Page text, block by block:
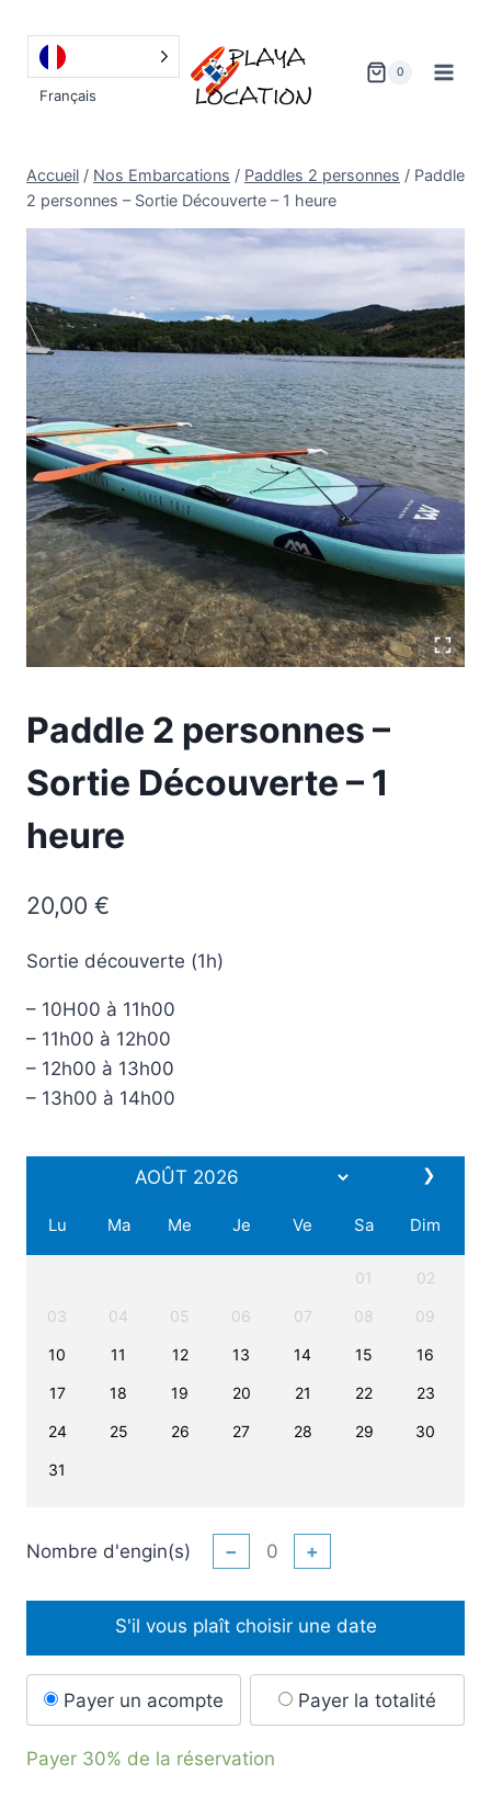
contenu
Français
0
Accueil / Nos Embarcations / Paddles 2 personnes / Paddle
2 personnes – Sortie Découverte – 1 heure
Paddle 2 personnes –
Sortie Découverte – 1
heure
20,00 €
Sortie découverte (1h)
– 10H00 à 11h00
– 11h00 à 12h00
– 12h00 à 13h00
– 13h00 à 14h00
❯
Lu Ma Me Je Ve Sa Dim
01 02
03 04 05 06 07 08 09
10 11 12 13 14 15 16
17 18 19 20 21 22 23
24 25 26 27 28 29 30
31
Nombre d'engin(s) − +
S'il vous plaît choisir une date
Payer un acompte Payer la totalité
Payer 30% de la réservation